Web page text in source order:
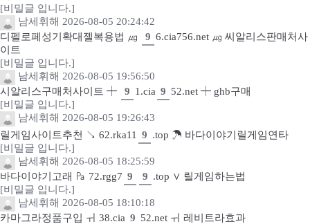
[비밀글 입니다.]
남세휘해 2026-08-05 20:24:42
디펠로페성기확대젤복용법 ㎍
9 6.cia756.net ㎍ 씨알리스판매처사
이트
[비밀글 입니다.]
남세휘해 2026-08-05 19:56:50
시알리스구매처사이트 ┿
9 1.cia 9 52.net ┿ ghb구매
[비밀글 입니다.]
남세휘해 2026-08-05 19:26:43
릴게임사이트추천 ↘ 62.rka11
9 .top ☂ 바다이야기릴게임연타
[비밀글 입니다.]
남세휘해 2026-08-05 18:25:59
바다이야기고래 ㎩ 72.rgg7 9 9 .top ∨ 릴게임하는법
[비밀글 입니다.]
남세휘해 2026-08-05 18:10:18
카마그라정품구입 ㅟ 38.cia 9 52.net ㅟ 레비트라효과